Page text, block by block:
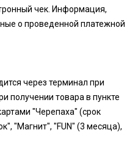
чек. Информация,
о проведенной платежной
через терминал при
получении товара в пункте
"Черепаха" (срок
"Магнит", "FUN" (3 месяца),